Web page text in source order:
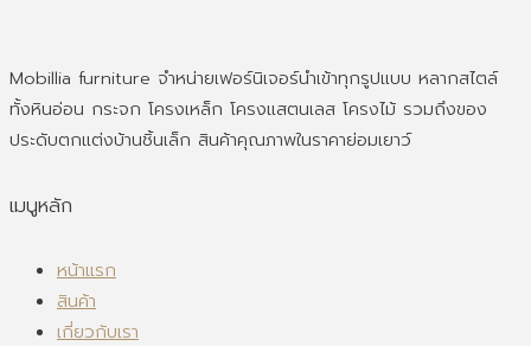
Mobillia furniture จำหน่ายเฟอร์นิเจอร์นำเข้าทุกรูปแบบ หลากสไตล์
ทั้งหินอ่อน กระจก โครงเหล็ก โครงแสตนเลส โครงไม้ รวมถึงของ
ประดับตกแต่งบ้านชิ้นเล็ก สินค้าคุณภาพในราคาย่อมเยาว์
เมนูหลัก
หน้าแรก
สินค้า
เกี่ยวกับเรา